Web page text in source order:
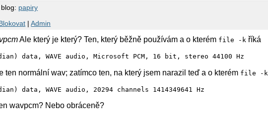
papiry
|Admin
Ale který je který? Ten, který běžně používám a o kterém file -k říká
data, WAVE audio, Microsoft PCM, 16 bit, stereo 44100 Hz
ten normální wav; zatímco ten, na který jsem narazil teď a o kterém file -k
data, WAVE audio, 20294 channels 1414349641 Hz
wavpcm? Nebo obráceně?